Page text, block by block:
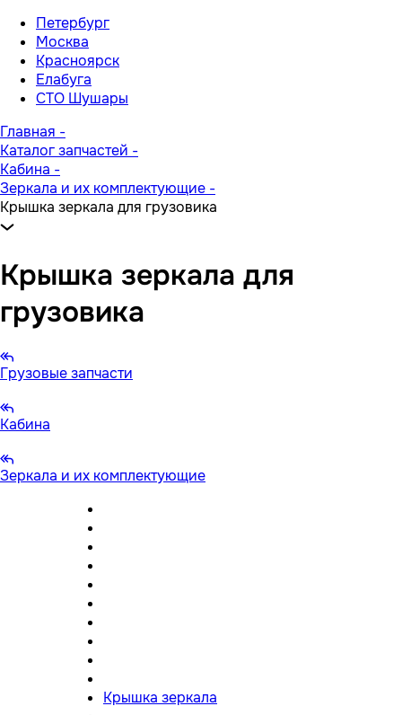
Петербург
Москва
Красноярск
Елабуга
СТО Шушары
Главная -
Каталог запчастей -
Кабина -
Зеркала и их комплектующие -
Крышка зеркала для грузовика
Крышка зеркала для
грузовика
Грузовые запчасти
Кабина
Зеркала и их комплектующие
Крышка зеркала